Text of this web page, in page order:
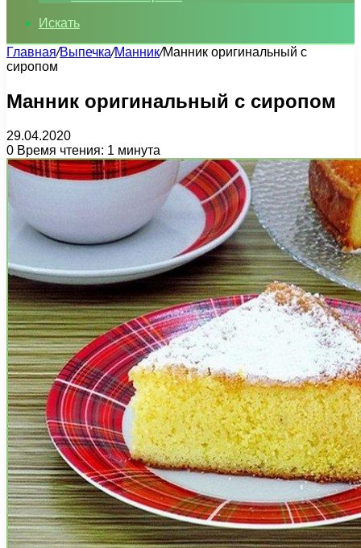
Искать
Главная/Выпечка/Манник/Манник оригинальный с
сиропом
Манник оригинальный с сиропом
29.04.2020
0 Время чтения: 1 минута